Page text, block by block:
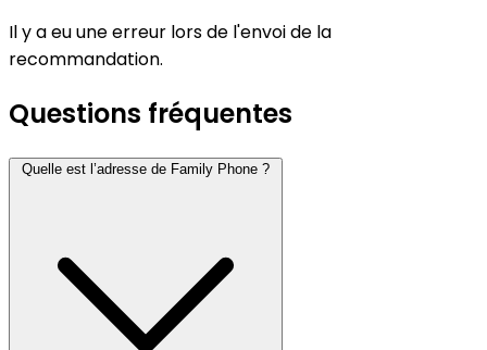
Il y a eu une erreur lors de l'envoi de la
recommandation.
Questions fréquentes
Quelle est l’adresse de Family Phone ?